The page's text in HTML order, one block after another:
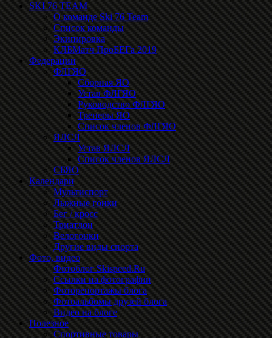
SKI 76 TEAM
О команде Ski 76 Team
Список команды
Экипировка
КЛБМатч ПроБЕГа 2019
Федерации
ФЛГЯО
Сборная ЯО
Устав ФЛГЯО
Руководство ФЛГЯО
Тренеры ЯО
Список членов ФЛГЯО
ЯЛСЛ
Устав ЯЛСЛ
Список членов ЯЛСЛ
СБЯО
Календари
Мультиспорт
Лыжные гонки
Бег / кросс
Триатлон
Велогонки
Другие виды спорта
Фото, видео
Фотоблог Skispeed.Ru
Ссылки на фотографии
Фоторепортажы блога
Фотоальбомы друзей блога
Видео на блоге
Полезное
Спортивные товары